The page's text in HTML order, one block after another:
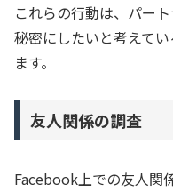
これらの行動は、パー
秘密にしたいと考えて
ます。
友人関係の調査
Facebook上での友人関